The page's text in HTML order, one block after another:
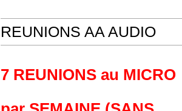
REUNIONS AA AUDIO
7 REUNIONS au MICRO